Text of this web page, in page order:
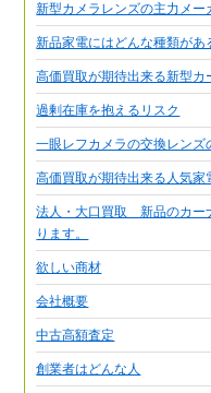
新型カメラレンズの主力メー
新品家電にはどんな種類があ
高価買取が期待出来る新型カ
過剰在庫を抱えるリスク
一眼レフカメラの交換レンズ
高価買取が期待出来る人気家
法人・大口買取 新品のカー
ります。
欲しい商材
会社概要
中古高額査定
創業者はどんな人